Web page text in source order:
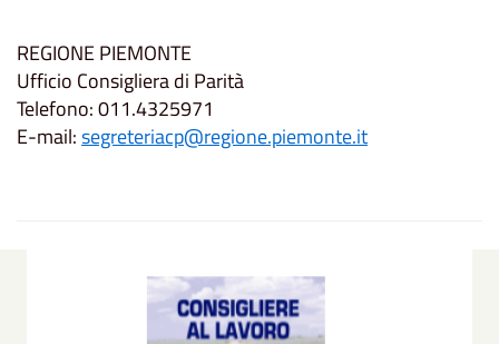
REGIONE PIEMONTE
Ufficio Consigliera di Parità
Telefono: 011.4325971
E-mail:segreteriacp@regione.piemonte.it